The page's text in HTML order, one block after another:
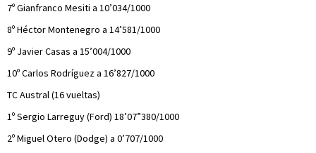
7º Gianfranco Mesiti a 10’034/1000
8º Héctor Montenegro a 14’581/1000
9º Javier Casas a 15’004/1000
10º Carlos Rodríguez a 16’827/1000
TC Austral (16 vueltas)
1º Sergio Larreguy (Ford) 18’07”380/1000
2º Miguel Otero (Dodge) a 0’707/1000